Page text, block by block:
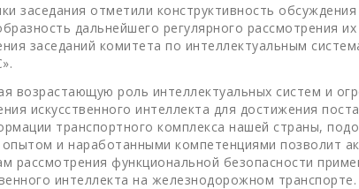
заседания отметили конструктивность
дальнейшего регулярного рассмотрения
заседаний комитета по интеллектуальным
возрастающую роль интеллектуальных систем и
искусственного интеллекта для достижения
транспортного комплекса нашей страны,
и наработанными компетенциями позволит
рассмотрения функциональной безопасности
интеллекта на железнодорожном транспорте.